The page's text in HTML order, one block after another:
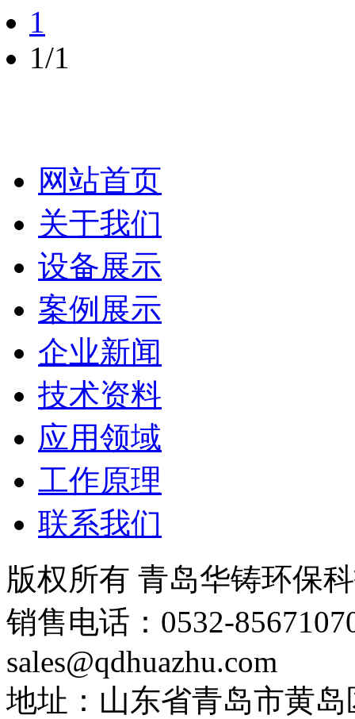
1
1/1
网站首页
关于我们
设备展示
案例展示
企业新闻
技术资料
应用领域
工作原理
联系我们
版权所有 青岛华铸环保
销售电话：0532-
sales@qdhuazhu.com
地址：山东省青岛市黄